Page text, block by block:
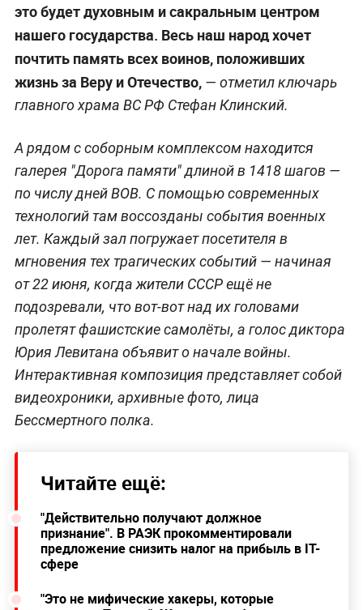
это будет духовным и сакральным центром
нашего государства. Весь наш народ хочет
почтить память всех воинов, положивших
жизнь за Веру и Отечество, — отметил ключарь
главного храма ВС РФ Стефан Клинский.
А рядом с соборным комплексом находится
галерея "Дорога памяти" длиной в 1418 шагов —
по числу дней ВОВ. С помощью современных
технологий там воссозданы события военных
лет. Каждый зал погружает посетителя в
мгновения тех трагических событий — начиная
от 22 июня, когда жители СССР ещё не
подозревали, что вот-вот над их головами
пролетят фашистские самолёты, а голос диктора
Юрия Левитана объявит о начале войны.
Интерактивная композиция представляет собой
видеохроники, архивные фото, лица
Бессмертного полка.
Читайте ещё:
"Действительно получают должное
признание". В РАЭК прокомментировали
предложение снизить налог на прибыль в IT-
сфере
"Это не мифические хакеры, которые